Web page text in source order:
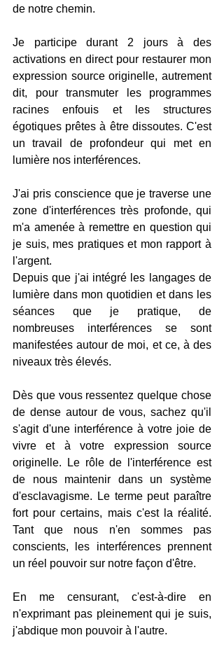
de notre chemin.
Je participe durant 2 jours à des
activations en direct pour restaurer mon
expression source originelle, autrement
dit, pour transmuter les programmes
racines enfouis et les structures
égotiques prêtes à être dissoutes. C'est
un travail de profondeur qui met en
lumière nos interférences.
J'ai pris conscience que je traverse une
zone d'interférences très profonde, qui
m'a amenée à remettre en question qui
je suis, mes pratiques et mon rapport à
l'argent.
Depuis que j'ai intégré les langages de
lumière dans mon quotidien et dans les
séances que je pratique, de
nombreuses interférences se sont
manifestées autour de moi, et ce, à des
niveaux très élevés.
Dès que vous ressentez quelque chose
de dense autour de vous, sachez qu'il
s'agit d'une interférence à votre joie de
vivre et à votre expression source
originelle. Le rôle de l'interférence est
de nous maintenir dans un système
d'esclavagisme. Le terme peut paraître
fort pour certains, mais c'est la réalité.
Tant que nous n'en sommes pas
conscients, les interférences prennent
un réel pouvoir sur notre façon d'être.
En me censurant, c'est-à-dire en
n'exprimant pas pleinement qui je suis,
j'abdique mon pouvoir à l'autre.